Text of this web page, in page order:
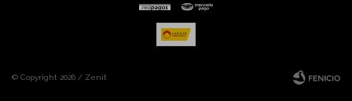
© Copyright 2026 / Zenit